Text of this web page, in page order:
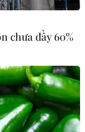
chưa đầy 60%